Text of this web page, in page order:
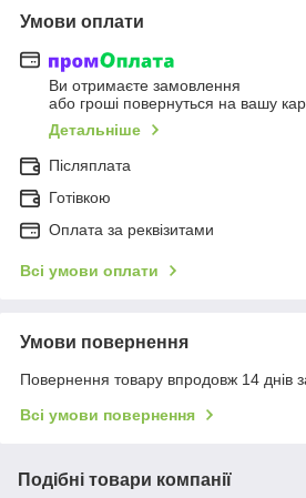
Умови оплати
Ви отримаєте замовлення
або гроші повернуться на вашу
Детальніше
Післяплата
Готівкою
Оплата за реквізитами
Всі умови оплати
Умови повернення
Повернення товару впродовж 14 днів
Всі умови повернення
Подібні товари компанії